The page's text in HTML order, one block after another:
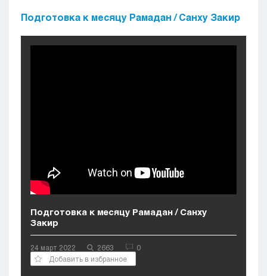
Караганда
Костанай
Усть-Каменогорск
Шымкент
Подготовка к месяцу Рамадан / Санху Закир
Подготовка к месяцу Рамадан / Санху
Закир
24 март 2022 2663
0
Добавить в избранное